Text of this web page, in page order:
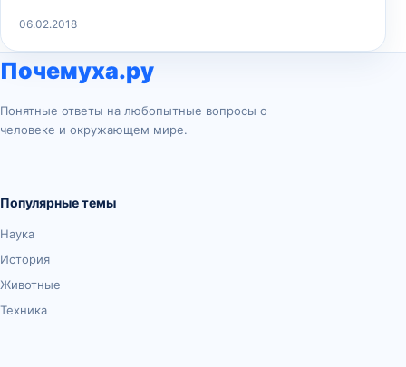
06.02.2018
Почемуха.ру
Понятные ответы на любопытные вопросы о
человеке и окружающем мире.
Популярные темы
Наука
История
Животные
Техника